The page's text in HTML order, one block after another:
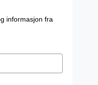
informasjon fra